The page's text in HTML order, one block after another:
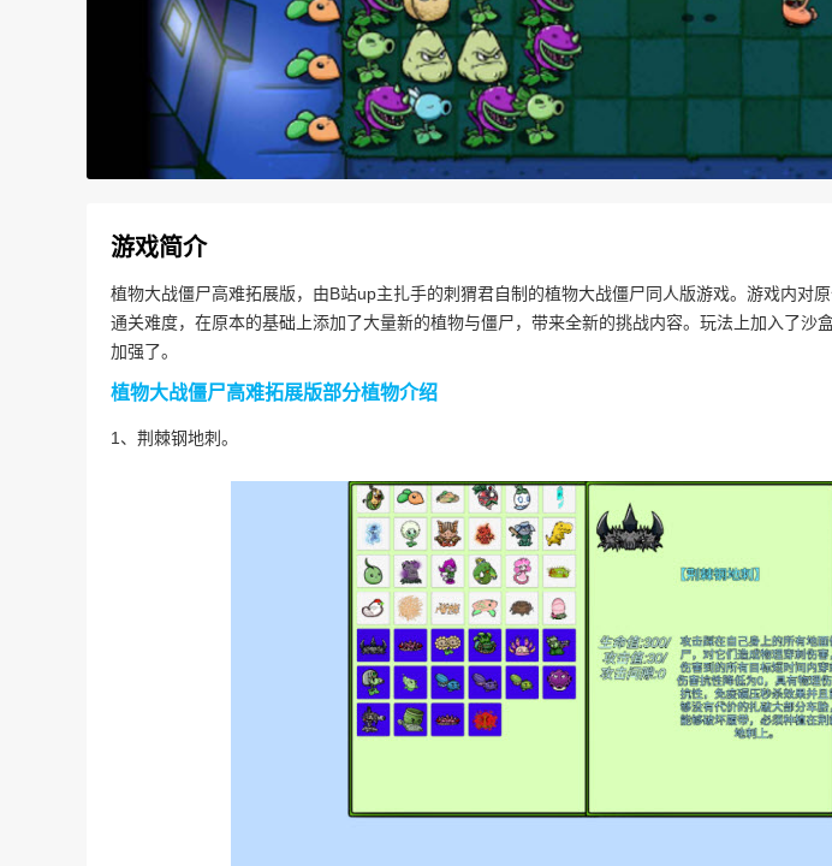
游戏简介
植物大战僵尸高难拓展版，由B站up主扎手的刺猬君自制的植物大战僵尸同人版游戏。游戏内对
通关难度，在原本的基础上添加了大量新的植物与僵尸，带来全新的挑战内容。玩法上加入了沙
加强了。
植物大战僵尸高难拓展版部分植物介绍
1、荆棘钢地刺。